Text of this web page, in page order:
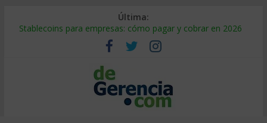
Última:
Stablecoins para empresas: cómo pagar y cobrar en 2026
Despido silencioso: qué es y por qué sale tan caro
IA en selección de personal: cómo auditarla a tiempo
Trabajo forzoso en la cadena de suministro: qué hacer
Mercado hispano de EE. UU.: cómo segmentarlo y venderle